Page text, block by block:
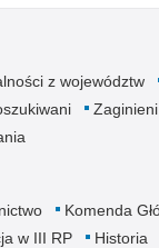
z województw
Zaginieni
Komenda
w III RP Historia